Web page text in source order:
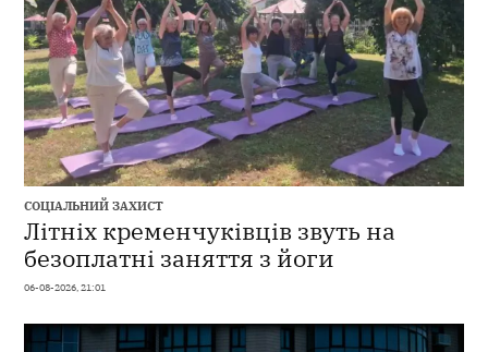
СОЦІАЛЬНИЙ ЗАХИСТ
Літніх кременчуківців звуть на
безоплатні заняття з йоги
06-08-2026, 21:01